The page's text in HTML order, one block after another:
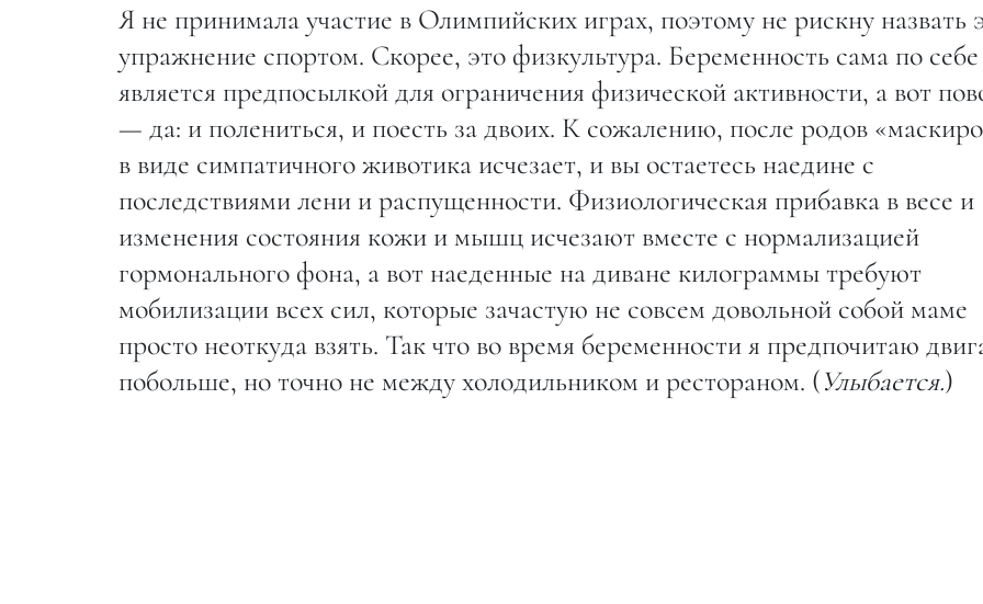
Я не принимала участие в Олимпийских играх, поэтому не рискну назвать
упражнение спортом. Скорее, это физкультура. Беременность сама по
является предпосылкой для ограничения физической активности, а вот
— да: и полениться, и поесть за двоих. К сожалению, после родов
в виде симпатичного животика исчезает, и вы остаетесь наедине с
последствиями лени и распущенности. Физиологическая прибавка в весе и
изменения состояния кожи и мышц исчезают вместе с нормализацией
гормонального фона, а вот наеденные на диване килограммы требуют
мобилизации всех сил, которые зачастую не совсем довольной собой маме
просто неоткуда взять. Так что во время беременности я предпочитаю
побольше, но точно не между холодильником и рестораном. (Улыбается.)